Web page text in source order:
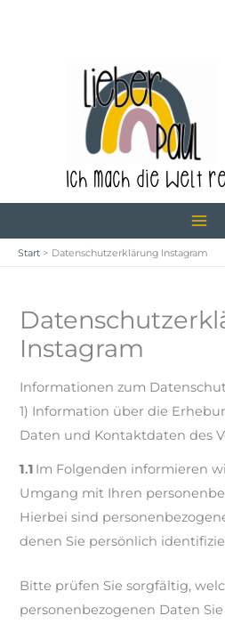
Ich mach die Welt
Start Datenschutzerklärung Instagram
Instagram
Informationen zum
1) Information über die
Daten und Kontaktdaten des
1.1 Im Folgenden informieren
Umgang mit Ihren
Hierbei sind
denen Sie persönlich
Bitte prüfen Sie sorgfältig,
personenbezogenen Daten